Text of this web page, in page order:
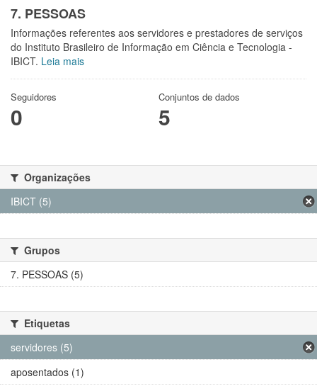
7. PESSOAS
Informações referentes aos servidores e prestadores de serviços
do Instituto Brasileiro de Informação em Ciência e Tecnologia -
IBICT. Leia mais
Seguidores
0
Conjuntos de dados
5
Organizações
IBICT (5)
Grupos
7. PESSOAS (5)
Etiquetas
servidores (5)
aposentados (1)